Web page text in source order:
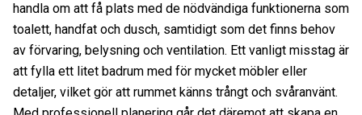
handla om att få plats med de nödvändiga funktionerna som
toalett, handfat och dusch, samtidigt som det finns behov
av förvaring, belysning och ventilation. Ett vanligt misstag är
att fylla ett litet badrum med för mycket möbler eller
detaljer, vilket gör att rummet känns trångt och svåranvänt.